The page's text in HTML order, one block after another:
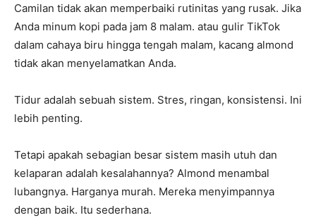
Camilan tidak akan memperbaiki rutinitas yang rusak. Jika
Anda minum kopi pada jam 8 malam. atau gulir TikTok
dalam cahaya biru hingga tengah malam, kacang almond
tidak akan menyelamatkan Anda.
Tidur adalah sebuah sistem. Stres, ringan, konsistensi. Ini
lebih penting.
Tetapi apakah sebagian besar sistem masih utuh dan
kelaparan adalah kesalahannya? Almond menambal
lubangnya. Harganya murah. Mereka menyimpannya
dengan baik. Itu sederhana.